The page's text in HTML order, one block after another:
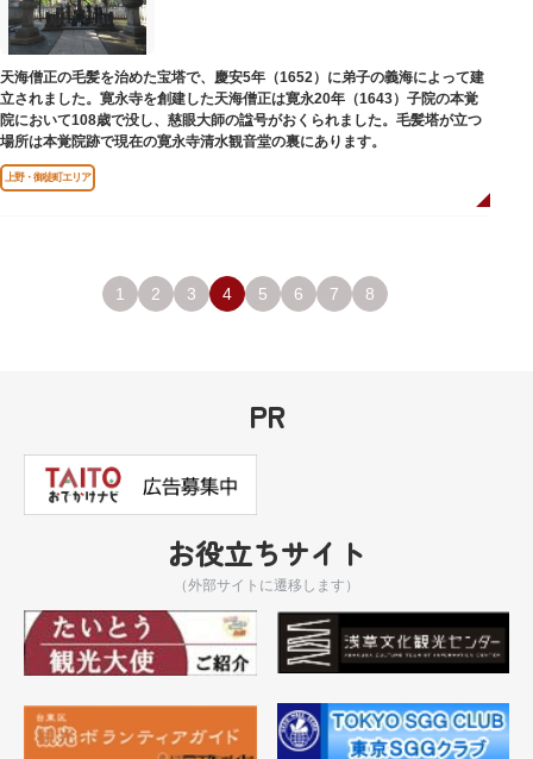
天海僧正の毛髪を治めた宝塔で、慶安5年（1652）に弟子の義海によって建
立されました。寛永寺を創建した天海僧正は寛永20年（1643）子院の本覚
院において108歳で没し、慈眼大師の諡号がおくられました。毛髪塔が立つ
場所は本覚院跡で現在の寛永寺清水観音堂の裏にあります。
上野・御徒町エリア
1 2 3 4 5 6 7 8
PR
お役立ちサイト
（外部サイトに遷移します）